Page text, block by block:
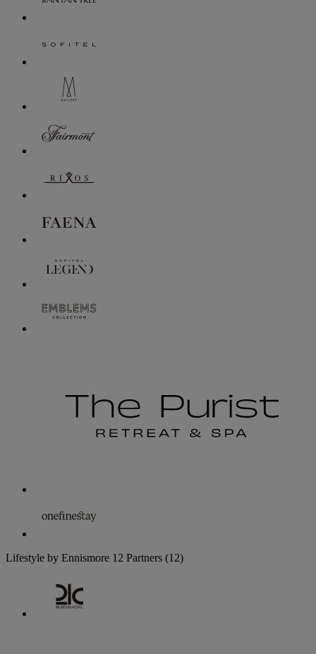
Lifestyle by Ennismore 12 Partners (12)